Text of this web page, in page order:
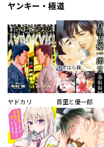
ヤンキー・極道
ヤドカリ 首里と優一郎